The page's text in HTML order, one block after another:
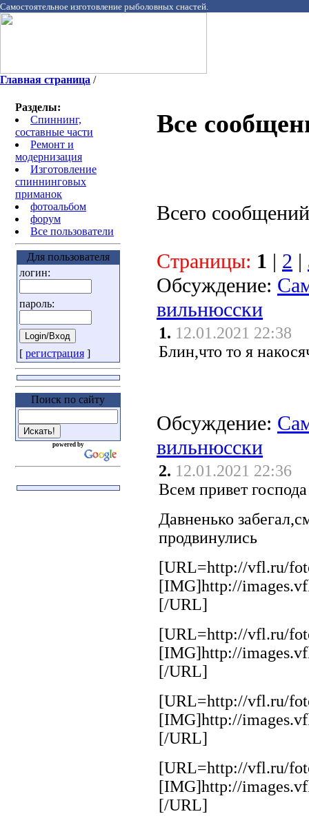
Самостоятельное изготовление рыболовных снастей.
Главная страница /
Разделы:
Спиннинг,
составные части
Ремонт и
модернизация
Изготовление
спиннинговых
приманок
фотоальбом
форум
Все пользователи
Для пользователя
логин:
пароль:
[ регистрация]
Поиск по сайту
powered by
Все
Всего
Страницы: 1 | 2 |
Обсуждение:
вильнюсски
1. 12.01.2021 22:38
Блин,что то я
Обсуждение:
вильнюсски
2. 12.01.2021 22:36
Всем привет
Давненько
продвинулись
[URL=http://vfl.ru/
[IMG]http://
[/URL]
[URL=http://vfl.ru/
[IMG]http://
[/URL]
[URL=http://vfl.ru/
[IMG]http://
[/URL]
[URL=http://vfl.ru/
[IMG]http://
[/URL]